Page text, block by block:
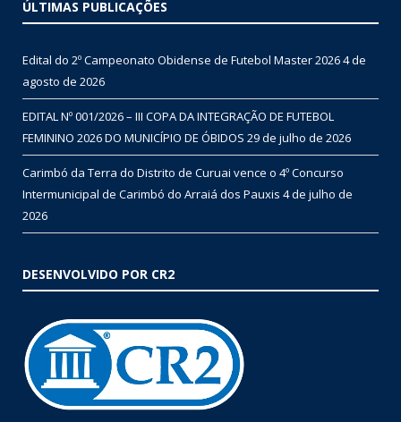
ÚLTIMAS PUBLICAÇÕES
Edital do 2º Campeonato Obidense de Futebol Master 20264 de
agosto de 2026
EDITAL Nº 001/2026 – III COPA DA INTEGRAÇÃO DE FUTEBOL
FEMININO 2026 DO MUNICÍPIO DE ÓBIDOS 29 de julho de 2026
Carimbó da Terra do Distrito de Curuai vence o 4º Concurso
Intermunicipal de Carimbó do Arraiá dos Pauxis 4 de julho de
2026
DESENVOLVIDO POR CR2